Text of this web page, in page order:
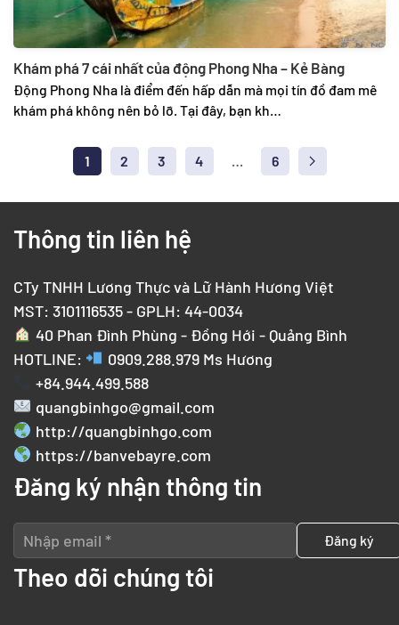
Khám phá 7 cái nhất của động Phong Nha – Kẻ Bàng
Động Phong Nha là điểm đến hấp dẫn mà mọi tín đồ đam mê
khám phá không nên bỏ lỡ. Tại đây, bạn kh…
1 2 3 4 6
Thông tin liên hệ
CTy TNHH Lương Thực và Lữ Hành Hương Việt
MST: 3101116535 - GPLH: 44-0034
40 Phan Đình Phùng - Đồng Hới - Quảng Bình
HOTLINE:
0909.288.979Ms Hương
+84.944.499.588
quangbinhgo@gmail.com
http://quangbinhgo.com
https://banvebayre.com
Đăng ký nhận thông tin
Theo dõi chúng tôi